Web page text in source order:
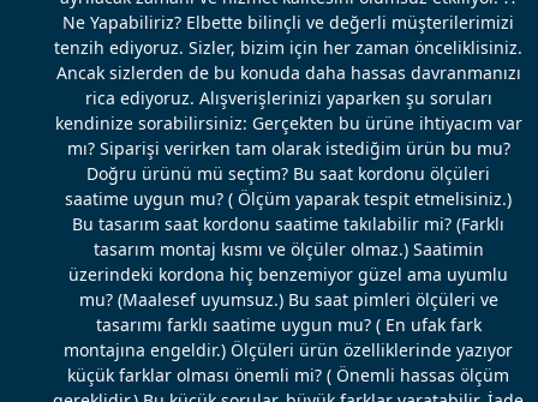
Ne Yapabiliriz? Elbette bilinçli ve değerli müşterilerimizi
tenzih ediyoruz. Sizler, bizim için her zaman önceliklisiniz.
Ancak sizlerden de bu konuda daha hassas davranmanızı
rica ediyoruz. Alışverişlerinizi yaparken şu soruları
kendinize sorabilirsiniz: Gerçekten bu ürüne ihtiyacım var
mı? Siparişi verirken tam olarak istediğim ürün bu mu?
Doğru ürünü mü seçtim? Bu saat kordonu ölçüleri
saatime uygun mu? ( Ölçüm yaparak tespit etmelisiniz.)
Bu tasarım saat kordonu saatime takılabilir mi? (Farklı
tasarım montaj kısmı ve ölçüler olmaz.) Saatimin
üzerindeki kordona hiç benzemiyor güzel ama uyumlu
mu? (Maalesef uyumsuz.) Bu saat pimleri ölçüleri ve
tasarımı farklı saatime uygun mu? ( En ufak fark
montajına engeldir.) Ölçüleri ürün özelliklerinde yazıyor
küçük farklar olması önemli mi? ( Önemli hassas ölçüm